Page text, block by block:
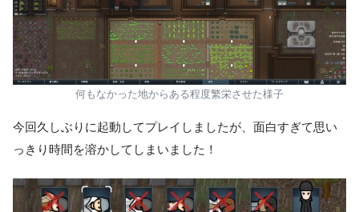
何もなかった地からある程度繁栄させた様子
今回久しぶりに起動してプレイしましたが、面白すぎて思い
っきり時間を溶かしてしまいました！